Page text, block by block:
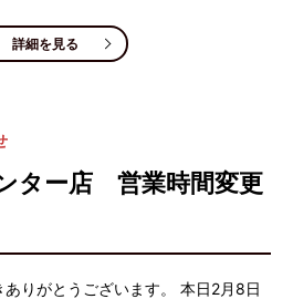
詳細を見る
ター店 営業時間変更
りがとうございます。 本日2月8日